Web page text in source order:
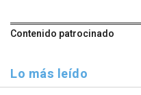
Contenido patrocinado
Lo más leído